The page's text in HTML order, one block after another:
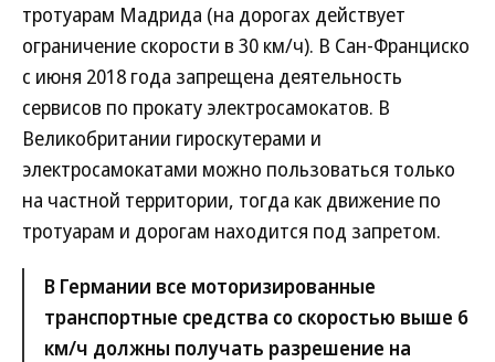
тротуарам Мадрида (на дорогах действует
ограничение скорости в 30 км/ч). В Сан-Франциско
с июня 2018 года запрещена деятельность
сервисов по прокату электросамокатов. В
Великобритании гироскутерами и
электросамокатами можно пользоваться только
на частной территории, тогда как движение по
тротуарам и дорогам находится под запретом.
В Германии все моторизированные
транспортные средства со скоростью выше 6
км/ч должны получать разрешение на